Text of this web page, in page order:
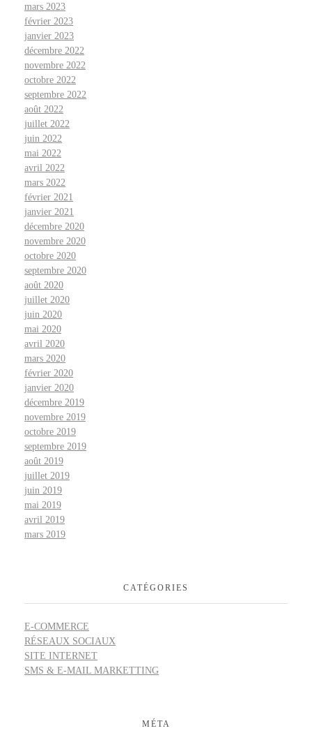
mars 2023
février 2023
janvier 2023
décembre 2022
novembre 2022
octobre 2022
septembre 2022
août 2022
juillet 2022
juin 2022
mai 2022
avril 2022
mars 2022
février 2021
janvier 2021
décembre 2020
novembre 2020
octobre 2020
septembre 2020
août 2020
juillet 2020
juin 2020
mai 2020
avril 2020
mars 2020
février 2020
janvier 2020
décembre 2019
novembre 2019
octobre 2019
septembre 2019
août 2019
juillet 2019
juin 2019
mai 2019
avril 2019
mars 2019
CATÉGORIES
E-COMMERCE
RÉSEAUX SOCIAUX
SITE INTERNET
SMS & E-MAIL MARKETTING
MÉTA